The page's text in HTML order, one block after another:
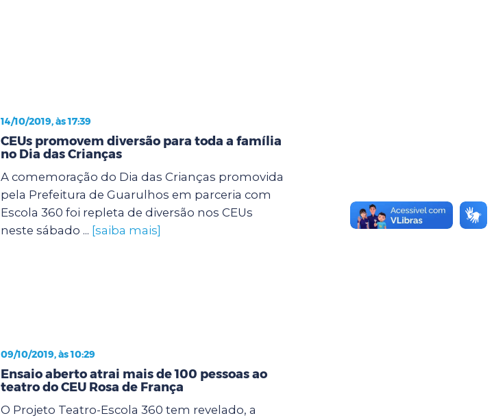
14/10/2019, às 17:39
CEUs promovem diversão para toda a família
no Dia das Crianças
A comemoração do Dia das Crianças promovida
pela Prefeitura de Guarulhos em parceria com
Escola 360 foi repleta de diversão nos CEUs
neste sábado ... [saiba mais]
09/10/2019, às 10:29
Ensaio aberto atrai mais de 100 pessoas ao
teatro do CEU Rosa de França
O Projeto Teatro-Escola 360 tem revelado, a